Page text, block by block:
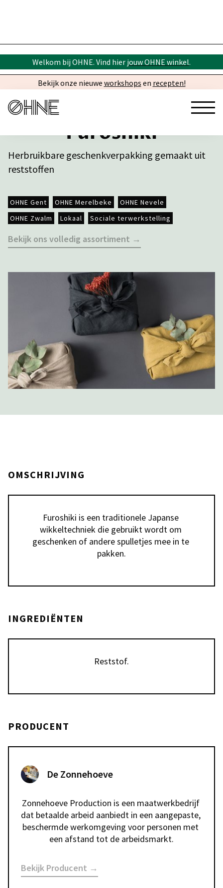
Welkom bij OHNE. Vind hier jouw OHNE winkel.
Bekijk onze nieuwe workshops en recepten!
Furoshiki
Herbruikbare geschenkverpakking gemaakt uit
reststoffen
OHNE Gent OHNE Merelbeke
OHNE Nevele
OHNE Zwalm
Lokaal Sociale terwerkstelling
Bekijk ons volledig assortiment →
OMSCHRIJVING
Furoshiki is een traditionele Japanse
wikkeltechniek die gebruikt wordt om
geschenken of andere spulletjes mee in te
pakken.
INGREDIËNTEN
Reststof.
PRODUCENT
De Zonnehoeve
Zonnehoeve Production is een maatwerkbedrijf
dat betaalde arbeid aanbiedt in een aangepaste,
beschermde werkomgeving voor personen met
een afstand tot de arbeidsmarkt.
Bekijk Producent →